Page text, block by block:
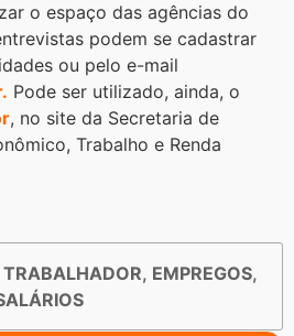
o espaço das agências do
podem se cadastrar
ou pelo e-mail
Pode ser utilizado, ainda, o
, no site da Secretaria de
Trabalho e Renda
, EMPREGOS,